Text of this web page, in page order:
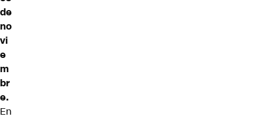
de
no
vi
e
m
br
e.
En